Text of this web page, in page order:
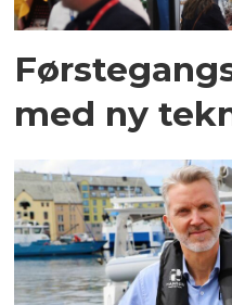
med ny